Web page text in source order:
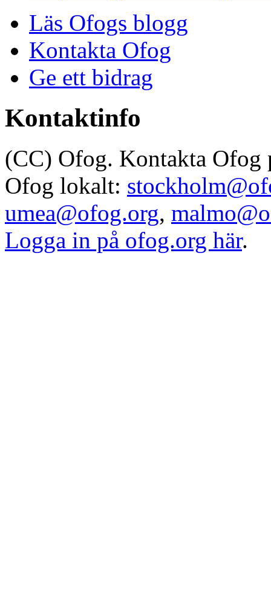
Läs Ofogs blogg
Kontakta Ofog
Ge ett bidrag
Kontaktinfo
(CC) Ofog. Kontakta Ofog
Ofog lokalt:
umea@ofog.org,
Logga in på ofog.org här.